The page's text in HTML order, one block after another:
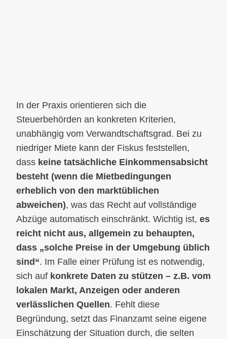
In der Praxis orientieren sich die
Steuerbehörden an konkreten Kriterien,
unabhängig vom Verwandtschaftsgrad. Bei zu
niedriger Miete kann der Fiskus feststellen,
dass keine tatsächliche Einkommensabsicht
besteht (wenn die Mietbedingungen
erheblich von den marktüblichen
abweichen), was das Recht auf vollständige
Abzüge automatisch einschränkt. Wichtig ist, es
reicht nicht aus, allgemein zu behaupten,
dass „solche Preise in der Umgebung üblich
sind“. Im Falle einer Prüfung ist es notwendig,
sich auf konkrete Daten zu stützen – z.B. vom
lokalen Markt, Anzeigen oder anderen
verlässlichen Quellen. Fehlt diese
Begründung, setzt das Finanzamt seine eigene
Einschätzung der Situation durch, die selten